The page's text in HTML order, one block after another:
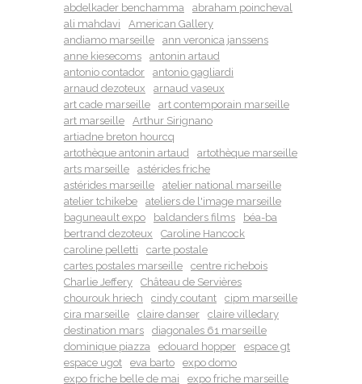
abdelkader benchamma
abraham poincheval
ali mahdavi
American Gallery
andiamo marseille
ann veronica janssens
anne kiesecoms
antonin artaud
antonio contador
antonio gagliardi
arnaud dezoteux
arnaud vaseux
art cade marseille
art contemporain marseille
art marseille
Arthur Sirignano
artiadne breton hourcq
artothèque antonin artaud
artothèque marseille
arts marseille
astérides friche
astérides marseille
atelier national marseille
atelier tchikebe
ateliers de l'image marseille
baguneault expo
baldanders films
béa-ba
bertrand dezoteux
Caroline Hancock
caroline pelletti
carte postale
cartes postales marseille
centre richebois
Charlie Jeffery
Château de Servières
chourouk hriech
cindy coutant
cipm marseille
cira marseille
claire danser
claire villedary
destination mars
diagonales 61 marseille
dominique piazza
edouard hopper
espace gt
espace ugot
eva barto
expo domo
expo friche belle de mai
expo friche marseille